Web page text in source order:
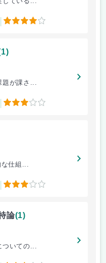
4
題が課さ...
3
仕組...
3
論(1)
ついての...